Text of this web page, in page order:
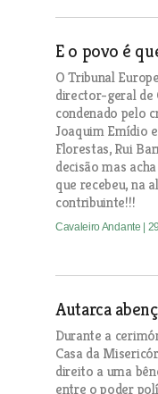
E o povo é
O Tribunal
director-geral de
condenado pelo
Joaquim Emídio
Florestas, Rui
decisão mas
que recebeu, na
contribuinte!!!
Cavaleiro Andante |
Autarca
Durante a
Casa da
direito a uma
entre o poder